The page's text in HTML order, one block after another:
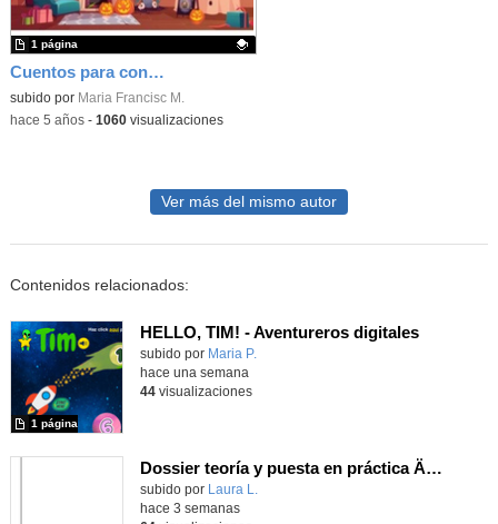
Cuentos para contar en Halloween
Contenido educativo.
subido por Maria Francisc M.
1 página
-hace 5 años- 1060visualizaciones
Ver más del mismo autor
Contenidos relacionados:
HELLO, TIM! - Aventureros digitales
Contenido educativo.
subido por Maria P.
1 página
hace una semana
44visualizaciones
Dossier teoría y puesta en práctica Äprendizaje Basado en Juegos en Educación Infantil y Primaria
Contenido educativo.
subido por Laura L.
hace 3 semanas